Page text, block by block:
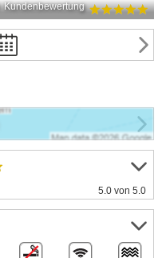
Kundenbewertung
5.0 von 5.0